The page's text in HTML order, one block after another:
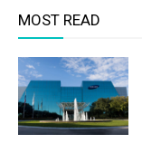
MOST READ